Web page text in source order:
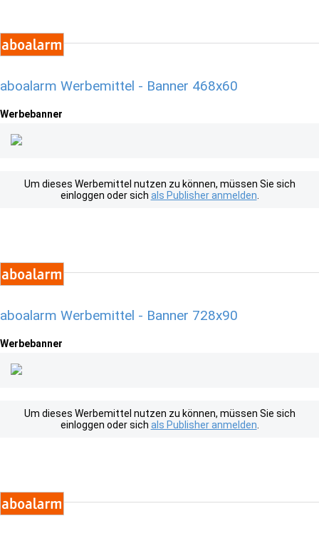
aboalarm Werbemittel - Banner 468x60
Werbebanner
Um dieses Werbemittel nutzen zu können, müssen Sie sich
einloggen oder sich als Publisher anmelden
aboalarm Werbemittel - Banner 728x90
Werbebanner
Um dieses Werbemittel nutzen zu können, müssen Sie sich
einloggen oder sich als Publisher anmelden